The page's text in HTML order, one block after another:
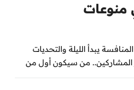
منوعات
يبدأ الليلة والتحديات
بانتظار المشاركين.. من سيكون أول من
في #بطل_صيف_الفجيرة ؟